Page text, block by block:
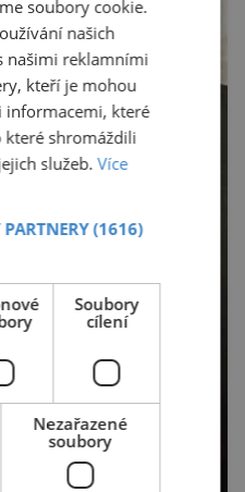
soubory cookie.
našich
našimi reklamními
kteří je mohou
informacemi, které
shromáždili
služeb.Více
PARTNERY(1616)
Soubory
cílení
Nezařazené
soubory